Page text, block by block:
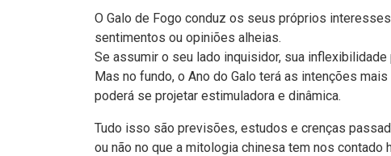
O Galo de Fogo conduz os seus próprios
sentimentos ou opiniões alheias.
Se assumir o seu lado inquisidor, sua
Mas no fundo, o Ano do Galo terá as intenções
poderá se projetar estimuladora e dinâmica.
Tudo isso são previsões, estudos e crenças
ou não no que a mitologia chinesa tem nos